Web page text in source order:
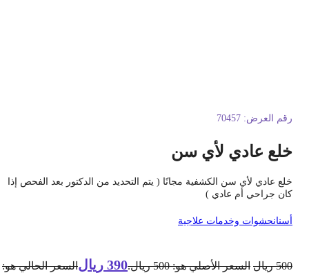
العرض: 70457
عادي لأي سن
عادي لأي سن الكشفية مجانًا ( يتم التحديد من الدكتور بعد الفحص إذا
جراحي أم عادي )
حشوات وخدمات علاجية
ريال السعر الأصلي هو: 500 ريال. 390 ريال السعر الحالي هو: